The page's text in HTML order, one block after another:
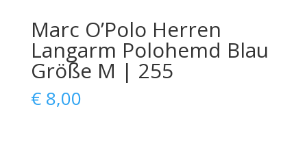
Marc O’Polo Herren
Langarm Polohemd Blau
Größe M | 255
€8,00